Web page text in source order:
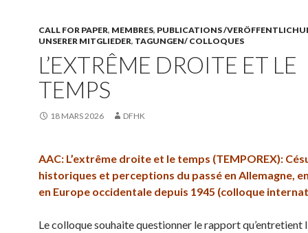
CALL FOR PAPER, MEMBRES, PUBLICATIONS /
UNSERER MITGLIEDER, TAGUNGEN/ COLLOQUES
L’EXTRÊME DROITE ET LE
TEMPS
18 MARS 2026 DFHK
AAC: L’extrême droite et le temps (TEMPOREX):
historiques et perceptions du passé en Allemagne,
en Europe occidentale depuis 1945 (colloque
Le colloque souhaite questionner le rapport qu’entretient